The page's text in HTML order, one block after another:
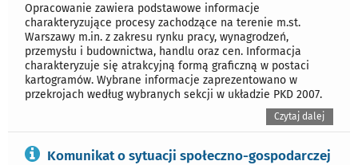
Opracowanie zawiera podstawowe informacje
charakteryzujące procesy zachodzące na terenie m.st.
Warszawy m.in. z zakresu rynku pracy, wynagrodzeń,
przemysłu i budownictwa, handlu oraz cen. Informacja
charakteryzuje się atrakcyjną formą graficzną w postaci
kartogramów. Wybrane informacje zaprezentowano w
przekrojach według wybranych sekcji w układzie PKD 2007.
Czytaj dalej
Komunikat o sytuacji społeczno-gospodarczej